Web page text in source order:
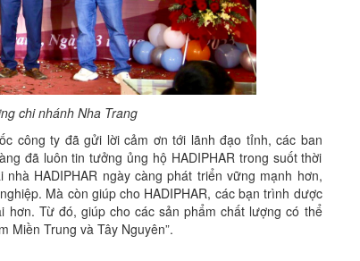
chi nhánh Nha Trang
công ty đã gửi lời cảm ơn tới lãnh đạo tỉnh, các ban
đã luôn tin tưởng ủng hộ HADIPHAR trong suốt thời
HADIPHAR ngày càng phát triển vững mạnh hơn,
Mà còn giúp cho HADIPHAR, các bạn trình dược
Từ đó, giúp cho các sản phẩm chất lượng có thể
Miền Trung và Tây Nguyên”.